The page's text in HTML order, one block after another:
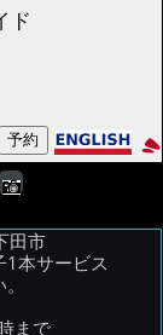
ド
田市
1本サービス
まで